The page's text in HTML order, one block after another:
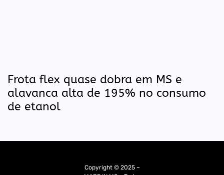
Frota flex quase dobra em MS e
alavanca alta de 195% no consumo
de etanol
Copyright © 2025 –